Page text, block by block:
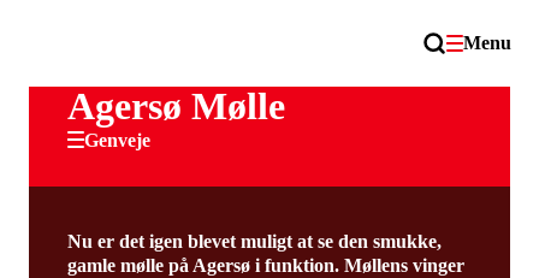
Menu
Agersø Mølle
Genveje
Nu er det igen blevet muligt at se den smukke,
gamle mølle på Agersø i funktion. Møllens vinger